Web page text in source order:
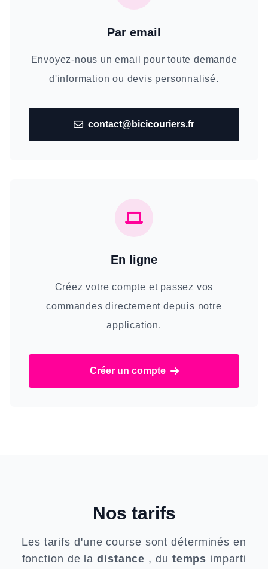
Par email
Envoyez-nous un email pour toute demande
d'information ou devis personnalisé.
contact@bicicouriers.fr
En ligne
Créez votre compte et passez vos
commandes directement depuis notre
application.
Créer un compte
Nos tarifs
Les tarifs d'une course sont déterminés en
fonction de ladistance , du temps imparti